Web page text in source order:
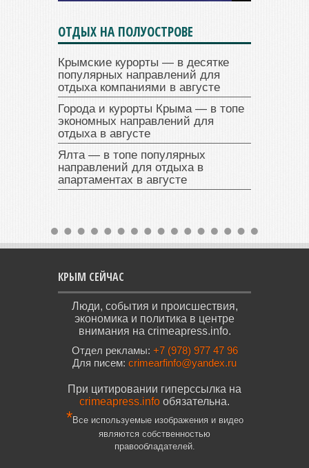
ОТДЫХ НА ПОЛУОСТРОВЕ
Крымские курорты — в десятке
популярных направлений для
отдыха компаниями в августе
Города и курорты Крыма — в топе
экономных направлений для
отдыха в августе
Ялта — в топе популярных
направлений для отдыха в
апартаментах в августе
КРЫМ СЕЙЧАС
Люди, события и происшествия,
экономика и политика в центре
внимания на crimeapress.info.
Отдел рекламы: +7 (978) 977 47 96
Для писем: crimearfinfo@yandex.ru
При цитировании гиперссылка на
crimeapress.info обязательна.
*Все используемые изображения и видео
являются собственностью
правообладателей.